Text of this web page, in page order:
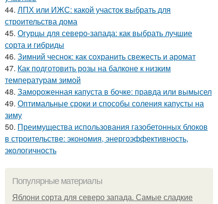
44. ЛПХ или ИЖС: какой участок выбрать для
строительства дома
45. Огурцы для северо-запада: как выбрать лучшие
сорта и гибриды
46. Зимний чеснок: как сохранить свежесть и аромат
47. Как подготовить розы на балконе к низким
температурам зимой
48. Замороженная капуста в бочке: правда или вымысел
49. Оптимальные сроки и способы соления капусты на
зиму
50. Преимущества использования газобетонных блоков
в строительстве: экономия, энергоэффективность,
экологичность
Популярные материалы
Яблони сорта для северо запада. Самые сладкие